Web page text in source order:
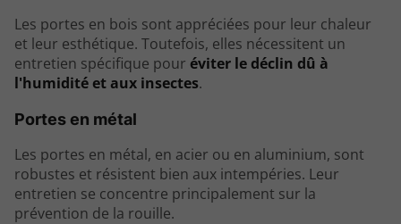
Les portes en bois sont appréciées pour leur chaleur
et leur esthétique. Toutefois, elles nécessitent un
entretien spécifique pour éviter le déclin dû à
l'humidité et aux insectes.
Portes en métal
Les portes en métal, en acier ou en aluminium, sont
robustes et résistent bien aux intempéries. Leur
entretien se concentre principalement sur la
prévention de la rouille.